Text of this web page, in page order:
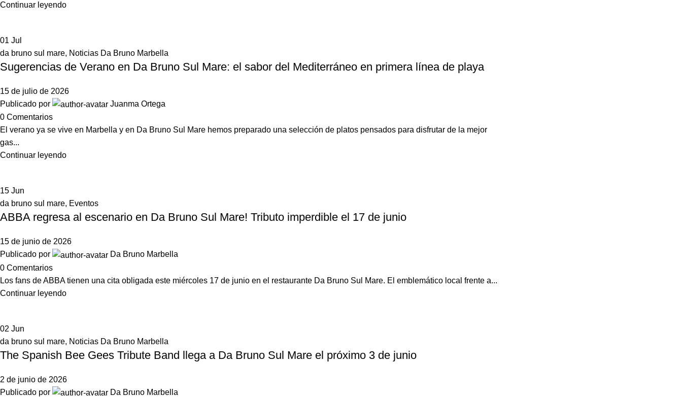
Continuar leyendo
01 Jul
da bruno sul mare, Noticias Da Bruno Marbella
Sugerencias de Verano en Da Bruno Sul Mare: el sabor del Mediterráneo en primera línea de playa
15 de julio de 2026
Publicado por
Juanma Ortega
0 Comentarios
El verano ya se vive en Marbella y en Da Bruno Sul Mare hemos preparado una selección de platos pensados para disfrutar de la mejor
gas...
Continuar leyendo
15 Jun
da bruno sul mare, Eventos
ABBA regresa al escenario en Da Bruno Sul Mare! Tributo imperdible el 17 de junio
15 de junio de 2026
Publicado por
Da Bruno Marbella
0 Comentarios
Los fans de ABBA tienen una cita obligada este miércoles 17 de junio en el restaurante Da Bruno Sul Mare. El emblemático local frente a...
Continuar leyendo
02 Jun
da bruno sul mare, Noticias Da Bruno Marbella
The Spanish Bee Gees Tribute Band llega a Da Bruno Sul Mare el próximo 3 de junio
2 de junio de 2026
Publicado por
Da Bruno Marbella